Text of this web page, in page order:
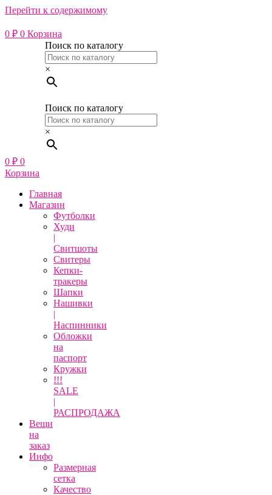
Перейти к содержимому
0 ₽ 0 Корзина
Поиск по каталогу
×
Поиск по каталогу
×
0 ₽ 0
Корзина
Главная
Магазин
Футболки
Худи
|
Свитшоты
Свитеры
Кепки-
тракеры
Шапки
Нашивки
|
Наспинники
Обложки
на
паспорт
Кружки
!!!
SALE
|
РАСПРОДАЖА
Вещи
на
заказ
Инфо
Размерная
сетка
Качество